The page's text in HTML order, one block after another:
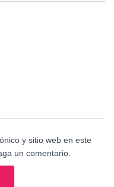
y sitio web en este
un comentario.